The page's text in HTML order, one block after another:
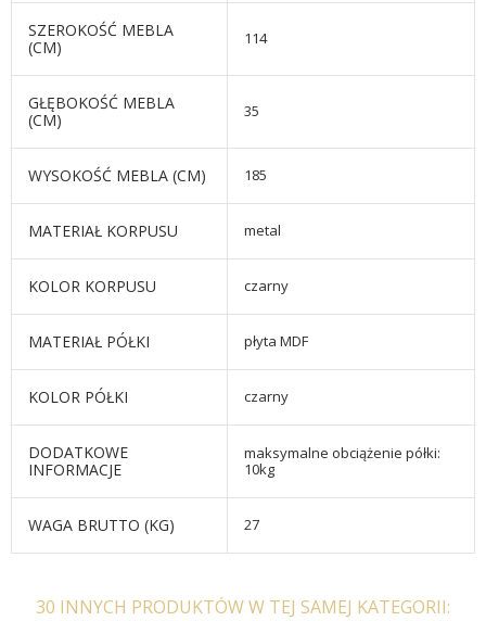
SZEROKOŚĆ MEBLA
(CM)
114
GŁĘBOKOŚĆ MEBLA
(CM)
35
WYSOKOŚĆ MEBLA (CM) 185
MATERIAŁ KORPUSU metal
KOLOR KORPUSU czarny
MATERIAŁ PÓŁKI płyta MDF
KOLOR PÓŁKI czarny
DODATKOWE
INFORMACJE
maksymalne obciążenie półki:
10kg
WAGA BRUTTO (KG) 27
30 INNYCH PRODUKTÓW W TEJ SAMEJ KATEGORII: